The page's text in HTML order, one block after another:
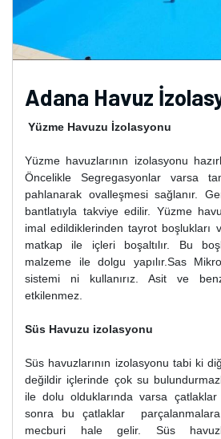
Adana Havuz
Yüzme Havuzu İzolasyonu
Yüzme havuzlarının izolasyonu
Öncelikle Segregasyonlar varsa
pahlanarak ovalleşmesi sağlanır.
bantlatıyla takviye edilir. Yüzme
imal edildiklerinden tayrot boşlukları
matkap ile içleri boşaltılır. Bu
malzeme ile dolgu yapılır.Sas
sistemi ni kullanırız. Asit ve
etkilenmez.
Süs Havuzu izolasyonu
Süs havuzlarının izolasyonu tabi ki
değildir içlerinde çok su
ile dolu olduklarında varsa
sonra bu çatlaklar
mecburi hale gelir. Süs